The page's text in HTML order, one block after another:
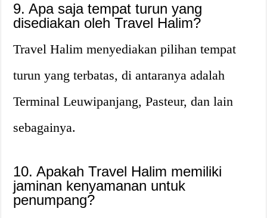
9. Apa saja tempat turun yang
disediakan oleh Travel Halim?
Travel Halim menyediakan pilihan tempat
turun yang terbatas, di antaranya adalah
Terminal Leuwipanjang, Pasteur, dan lain
sebagainya.
10. Apakah Travel Halim memiliki
jaminan kenyamanan untuk
penumpang?